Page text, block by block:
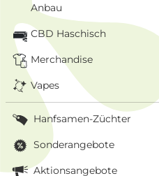
Anbau
CBD Haschisch
Merchandise
Vapes
Hanfsamen-Züchter
Sonderangebote
Aktionsangebote